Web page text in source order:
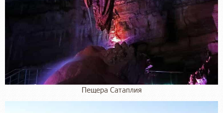
Пещера Сатаплия